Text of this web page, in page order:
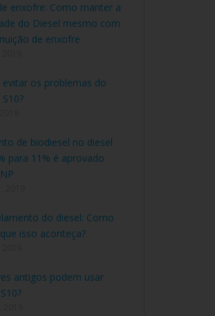
enxofre: Como manter a
do Diesel mesmo com
de enxofre
evitar os problemas do
de biodiesel no diesel
para 11% é aprovado
do diesel: Como
isso aconteça?
antigos podem usar